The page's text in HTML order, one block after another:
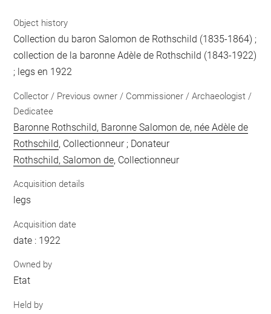
Object history
Collection du baron Salomon de Rothschild (1835-1864) ;
collection de la baronne Adèle de Rothschild (1843-1922)
; legs en 1922
Collector / Previous owner / Commissioner / Archaeologist /
Dedicatee
Baronne Rothschild, Baronne Salomon de, née Adèle de
Rothschild, Collectionneur ; Donateur
Rothschild, Salomon de, Collectionneur
Acquisition details
legs
Acquisition date
date : 1922
Owned by
Etat
Held by